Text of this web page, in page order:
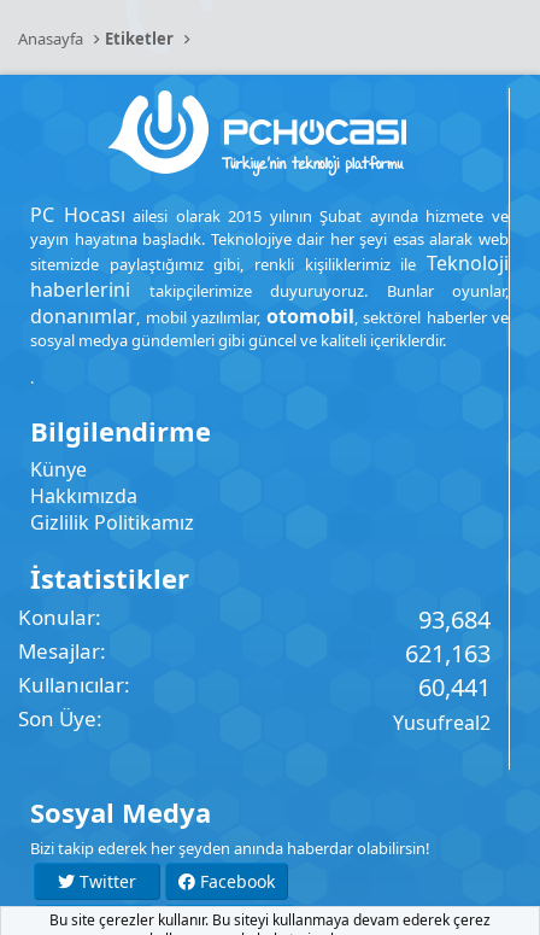
Anasayfa Etiketler
PC Hocası ailesi olarak 2015 yılının Şubat ayında hizmete ve
yayın hayatına başladık. Teknolojiye dair her şeyi esas alarak web
sitemizde paylaştığımız gibi, renkli kişiliklerimiz ile Teknoloji
haberlerini takipçilerimize duyuruyoruz. Bunlar oyunlar,
donanımlar, mobil yazılımlar, otomobil, sektörel haberler ve
sosyal medya gündemleri gibi güncel ve kaliteli içeriklerdir.
.
Bilgilendirme
Künye
Hakkımızda
Gizlilik Politikamız
İstatistikler
Konular 93,684
Mesajlar 621,163
Kullanıcılar 60,441
Son Üye Yusufreal2
Sosyal Medya
Bizi takip ederek her şeyden anında haberdar olabilirsin!
Twitter
Facebook
YouTube
Instagram
Bu site çerezler kullanır. Bu siteyi kullanmaya devam ederek çerez